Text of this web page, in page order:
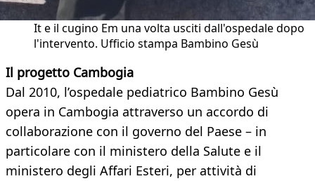
It e il cugino Em una volta usciti dall'ospedale dopo
l'intervento. Ufficio stampa Bambino Gesù
Il progetto Cambogia
Dal 2010, l’ospedale pediatrico Bambino Gesù
opera in Cambogia attraverso un accordo di
collaborazione con il governo del Paese – in
particolare con il ministero della Salute e il
ministero degli Affari Esteri, per attività di